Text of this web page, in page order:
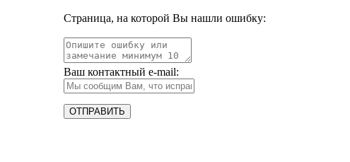
Страница, на которой Вы нашли ошибку:
Ваш контактный e-mail: